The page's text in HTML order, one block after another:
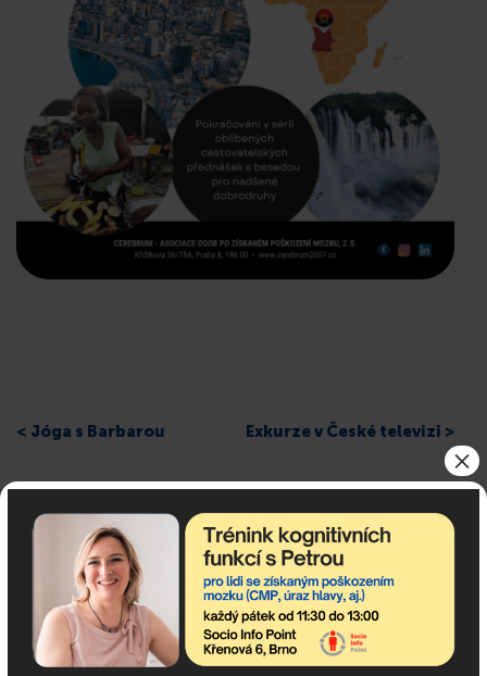
< Jóga s Barbarou Exkurze v České televizi >
Odebírejte newsletter!
newsletter obsahuje nejaktuálnější nadcházející akce
komunitního centra a dění v asociaci.
×